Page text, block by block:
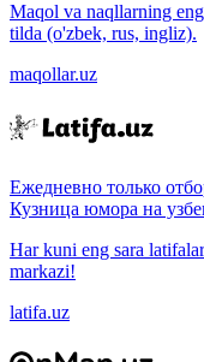
Maqol va naqllarning
tilda (o'zbek, rus, ingliz).
maqollar.uz
Ежедневно только
Кузница юмора на
Har kuni eng sara
markazi!
latifa.uz